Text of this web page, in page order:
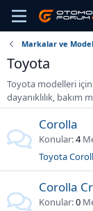
Markalar ve
Toyota
Toyota modelleri
dayanıklılık, bakım
Corolla
Konular 4
Toyota
Corolla
Konular 0